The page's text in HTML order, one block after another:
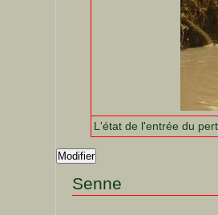
L'état de l'entrée du
Modifier
Senne